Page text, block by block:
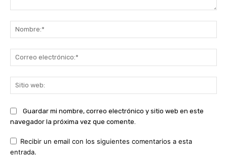
Guardar mi nombre, correo electrónico y sitio web en este
navegador la próxima vez que comente.
Recibir un email con los siguientes comentarios a esta
entrada.